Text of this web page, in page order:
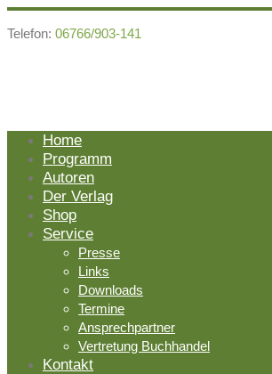
Telefon: 06766/903-141
Home
Programm
Autoren
Der Verlag
Shop
Service
Presse
Links
Downloads
Termine
Ansprechpartner
Vertretung Buchhandel
Kontakt